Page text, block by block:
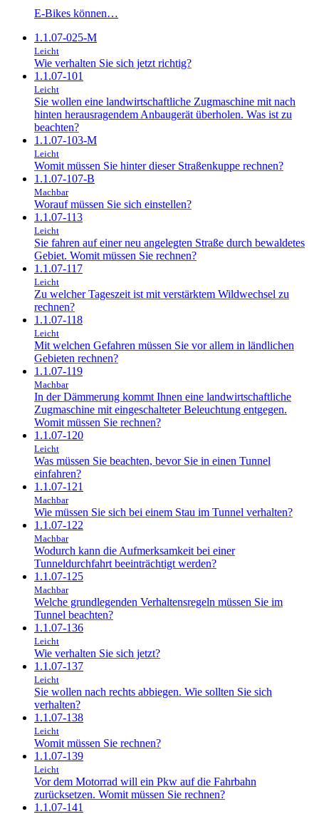
E-Bikes können…
1.1.07-025-M
Leicht
Wie verhalten Sie sich jetzt richtig?
1.1.07-101
Leicht
Sie wollen eine landwirtschaftliche Zugmaschine mit nach
hinten herausragendem Anbaugerät überholen. Was ist zu
beachten?
1.1.07-103-M
Leicht
Womit müssen Sie hinter dieser Straßenkuppe rechnen?
1.1.07-107-B
Machbar
Worauf müssen Sie sich einstellen?
1.1.07-113
Leicht
Sie fahren auf einer neu angelegten Straße durch bewaldetes
Gebiet. Womit müssen Sie rechnen?
1.1.07-117
Leicht
Zu welcher Tageszeit ist mit verstärktem Wildwechsel zu
rechnen?
1.1.07-118
Leicht
Mit welchen Gefahren müssen Sie vor allem in ländlichen
Gebieten rechnen?
1.1.07-119
Machbar
In der Dämmerung kommt Ihnen eine landwirtschaftliche
Zugmaschine mit eingeschalteter Beleuchtung entgegen.
Womit müssen Sie rechnen?
1.1.07-120
Leicht
Was müssen Sie beachten, bevor Sie in einen Tunnel
einfahren?
1.1.07-121
Machbar
Wie müssen Sie sich bei einem Stau im Tunnel verhalten?
1.1.07-122
Machbar
Wodurch kann die Aufmerksamkeit bei einer
Tunneldurchfahrt beeinträchtigt werden?
1.1.07-125
Machbar
Welche grundlegenden Verhaltensregeln müssen Sie im
Tunnel beachten?
1.1.07-136
Leicht
Wie verhalten Sie sich jetzt?
1.1.07-137
Leicht
Sie wollen nach rechts abbiegen. Wie sollten Sie sich
verhalten?
1.1.07-138
Leicht
Womit müssen Sie rechnen?
1.1.07-139
Leicht
Vor dem Motorrad will ein Pkw auf die Fahrbahn
zurücksetzen. Womit müssen Sie rechnen?
1.1.07-141